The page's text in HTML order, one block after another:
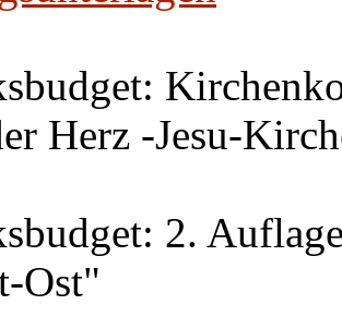
Herz -Jesu-
2.
Ost"